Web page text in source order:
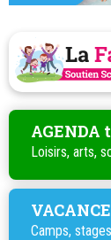
AGENDA
Loisirs, arts,
Camps,